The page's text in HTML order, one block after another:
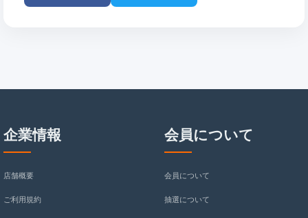
企業情報
店舗概要
ご利用規約
会員について
会員について
抽選について